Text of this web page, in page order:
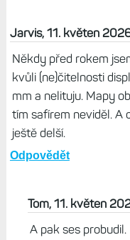
Jarvis, 11. květen
Někdy před rokem
kvůli (ne)čitelnosti
mm a nelituju. Mapy
tím safírem neviděl. A
ještě delší.
Odpovědět
Tom, 11. květen
A pak ses probudil.